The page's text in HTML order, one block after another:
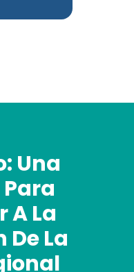
Una
A La
La